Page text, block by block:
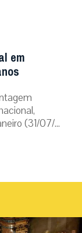
em
(31/07/...